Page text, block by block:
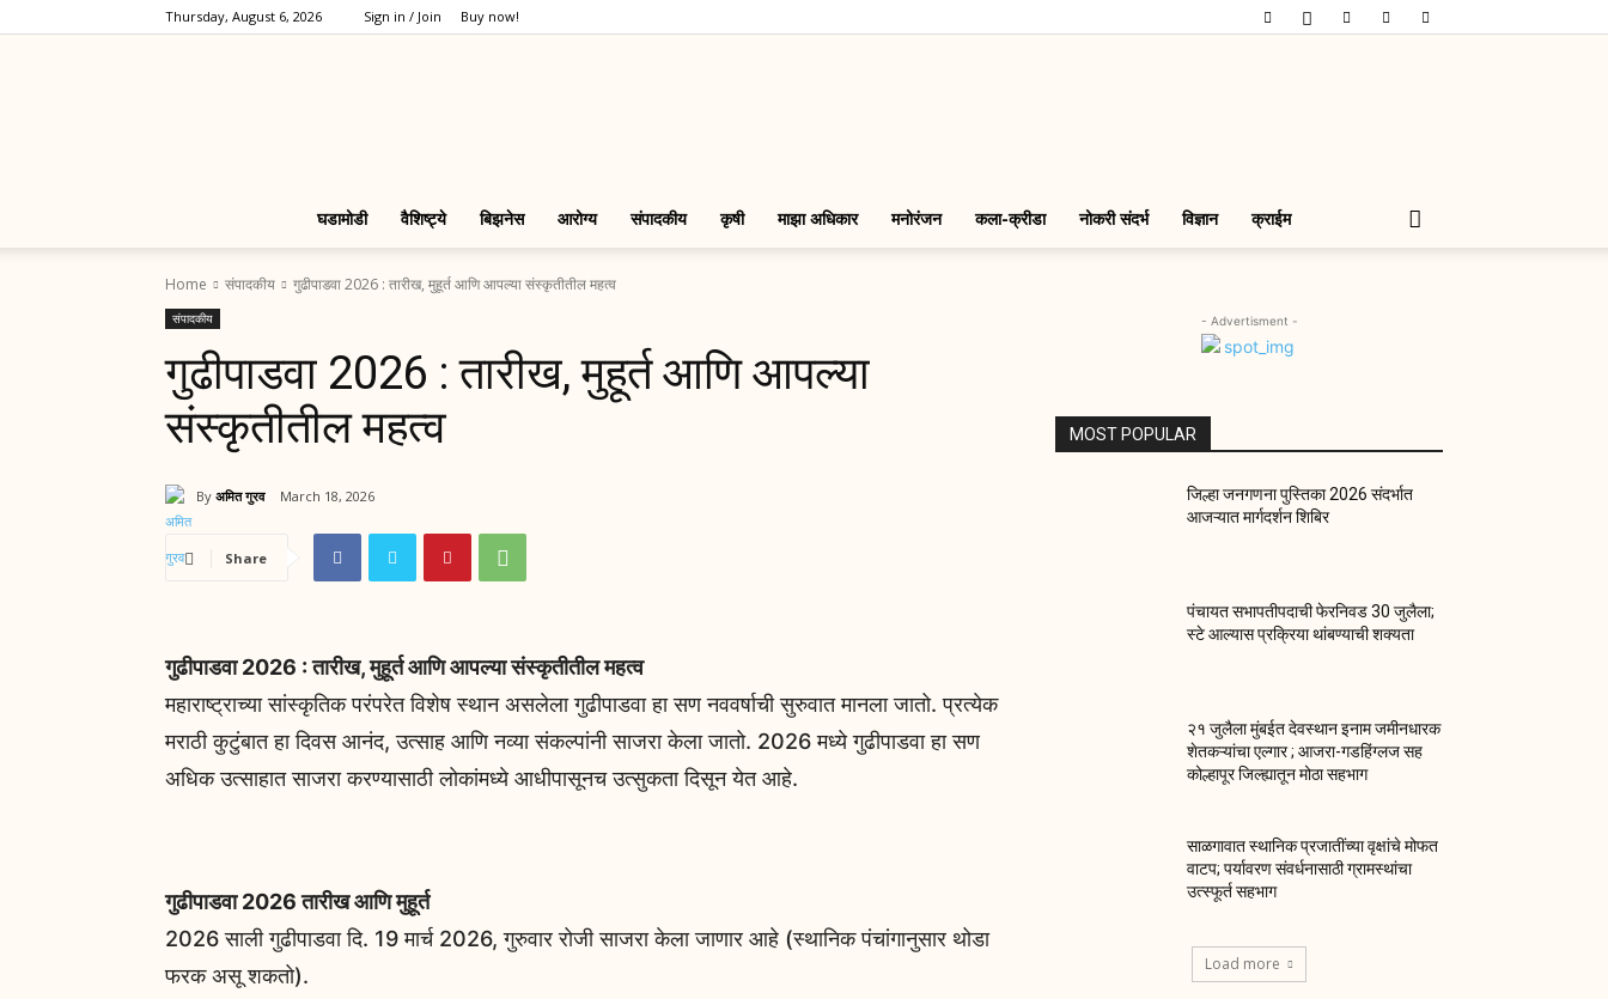
Thursday, August 6, 2026 Sign in / Join Buy now!
घडामोडी वैशिष्ट्ये बिझनेस आरोग्य संपादकीय कृषी माझा अधिकार मनोरंजन कला-क्रीडा नोकरी संदर्भ विज्ञान क्राईम
Home संपादकीय गुढीपाडवा 2026 : तारीख, मुहूर्त आणि आपल्या संस्कृतीतील महत्व
संपादकीय
गुढीपाडवा 2026 : तारीख, मुहूर्त आणि आपल्या
संस्कृतीतील महत्व
By अमित गुरव March 18, 2026
Share
गुढीपाडवा 2026 : तारीख, मुहूर्त आणि आपल्या संस्कृतीतील महत्व
महाराष्ट्राच्या सांस्कृतिक परंपरेत विशेष स्थान असलेला गुढीपाडवा हा सण नववर्षाची सुरुवात मानला जातो. प्रत्येक
मराठी कुटुंबात हा दिवस आनंद, उत्साह आणि नव्या संकल्पांनी साजरा केला जातो. 2026 मध्ये गुढीपाडवा हा सण
अधिक उत्साहात साजरा करण्यासाठी लोकांमध्ये आधीपासूनच उत्सुकता दिसून येत आहे.
गुढीपाडवा 2026 तारीख आणि मुहूर्त
2026 साली गुढीपाडवा दि. 19 मार्च 2026, गुरुवार रोजी साजरा केला जाणार आहे (स्थानिक पंचांगानुसार थोडा
फरक असू शकतो).
- Advertisment -
MOST POPULAR
जिल्हा जनगणना पुस्तिका 2026 संदर्भात
आजऱ्यात मार्गदर्शन शिबिर
पंचायत सभापतीपदाची फेरनिवड 30 जुलैला;
स्टे आल्यास प्रक्रिया थांबण्याची शक्यता
२१ जुलैला मुंबईत देवस्थान इनाम जमीनधारक
शेतकऱ्यांचा एल्गार ; आजरा-गडहिंग्लज सह
कोल्हापूर जिल्ह्यातून मोठा सहभाग
साळगावात स्थानिक प्रजातींच्या वृक्षांचे मोफत
वाटप; पर्यावरण संवर्धनासाठी ग्रामस्थांचा
उत्स्फूर्त सहभाग
Load more